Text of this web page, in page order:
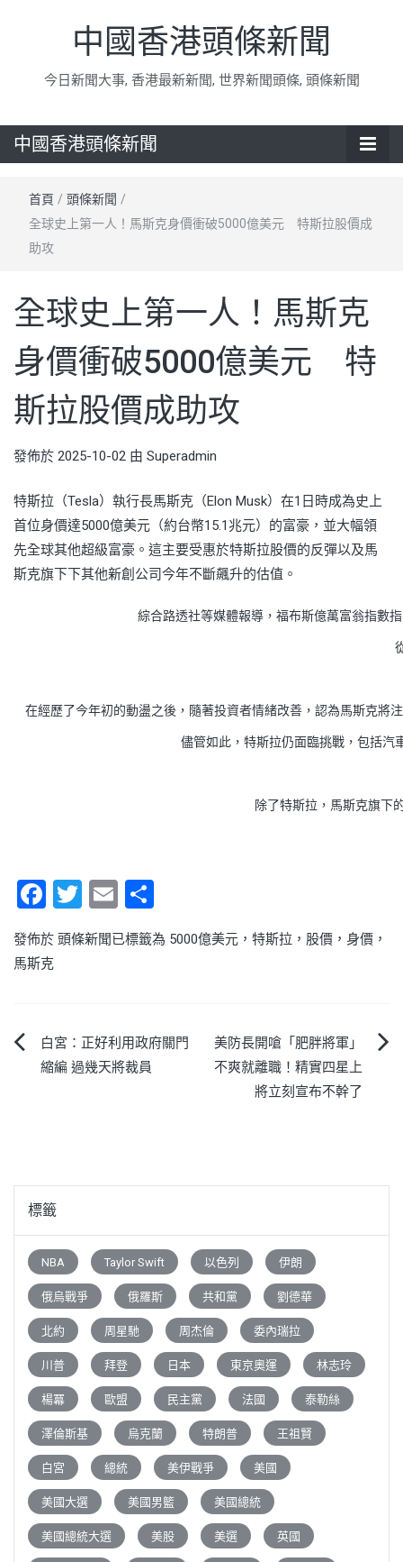
中國香港頭條新聞
今日新聞大事, 香港最新新聞, 世界新聞頭條, 頭條新聞
中國香港頭條新聞
首頁 / 頭條新聞 /
全球史上第一人！馬斯克身價衝破5000億美元 特斯拉股價成
助攻
全球史上第一人！馬斯克
身價衝破5000億美元 特
斯拉股價成助攻
發佈於 2025-10-02 由 Superadmin
特斯拉（Tesla）執行長馬斯克（Elon Musk）在1日時成為史上
首位身價達5000億美元（約台幣15.1兆元）的富豪，並大幅領
先全球其他超級富豪。這主要受惠於特斯拉股價的反彈以及馬
斯克旗下下其他新創公司今年不斷飆升的估值。
綜合路透社等媒體報導，福布斯億萬富翁指數
在經歷了今年初的動盪之後，隨著投資者情緒改善，認為馬斯克將
儘管如此，特斯拉仍面臨挑戰，包括汽
除了特斯拉，馬斯克旗下
Facebook
Twitter
Email
發佈於 頭條新聞已標籤為 5000億美元 ， 特斯拉 ， 股價 ， 身價 ，
馬斯克
文
白宮：正好利用政府關門
縮編 過幾天將裁員
美防長開嗆「肥胖將軍」
不爽就離職！精實四星上
將立刻宣布不幹了
標籤
NBA Taylor Swift 以色列 伊朗
俄烏戰爭 俄羅斯 共和黨 劉德華
北約 周星馳 周杰倫 委內瑞拉
川普 拜登 日本 東京奧運 林志玲
楊冪 歐盟 民主黨 法國 泰勒絲
澤倫斯基 烏克蘭 特朗普 王祖賢
白宮 總統 美伊戰爭 美國
美國大選 美國男籃 美國總統
美國總統大選 美股 美選 英國